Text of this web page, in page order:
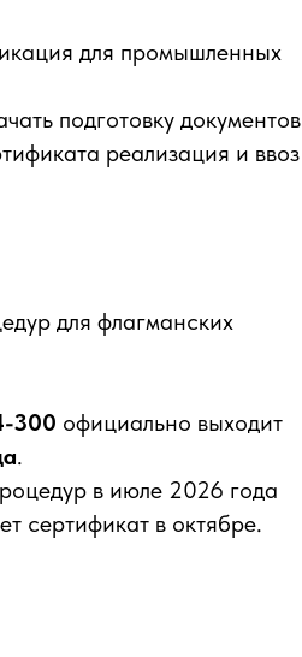
для промышленных
подготовку документов
реализация и ввоз
для флагманских
300 официально выходит
.
в июле 2026 года
сертификат в октябре.